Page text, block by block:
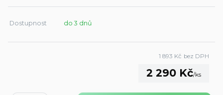
Dostupnost do 3 dnů
2 290 Kč/ks
1 893 Kč bez DPH